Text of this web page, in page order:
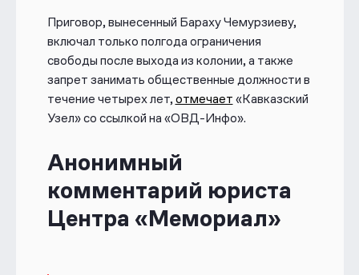
выездном заседании в Ессентуках
приговорил их к срокам от 7,5 до 9 лет
лишения свободы.
Европейский суд по правам человека
дважды вынес решения в пользу
было беспристрастного суда и
достаточных оснований для
содержания под стражей, и обязал
власти России выплатить активисту
Приговор, вынесенный Бараху Чемурзиеву,
включал только полгода ограничения
свободы после выхода из колонии, а также
запрет занимать общественные должности в
течение четырех лет, отмечает «Кавказский
Узел» со ссылкой на «ОВД-Инфо».
Анонимный
комментарий юриста
Центра «Мемориал»